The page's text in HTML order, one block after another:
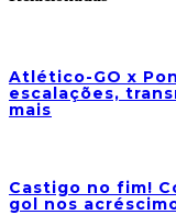
Atlético-GO x
escalações,
mais
Castigo no fim!
gol nos